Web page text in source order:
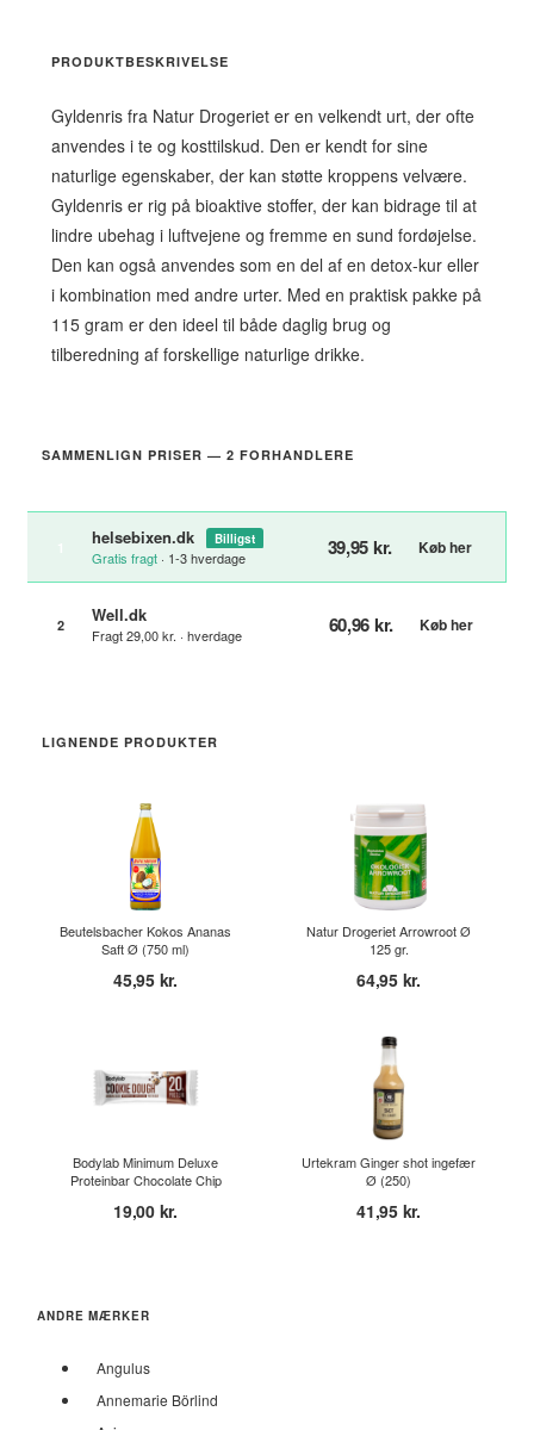
PRODUKTBESKRIVELSE
Gyldenris fra Natur Drogeriet er en velkendt urt, der ofte
anvendes i te og kosttilskud. Den er kendt for sine
naturlige egenskaber, der kan støtte kroppens velvære.
Gyldenris er rig på bioaktive stoffer, der kan bidrage til at
lindre ubehag i luftvejene og fremme en sund fordøjelse.
Den kan også anvendes som en del af en detox-kur eller
i kombination med andre urter. Med en praktisk pakke på
115 gram er den ideel til både daglig brug og
tilberedning af forskellige naturlige drikke.
SAMMENLIGN PRISER — 2 FORHANDLERE
helsebixen.dk Billigst
Gratis fragt · 1-3 hverdage 39,95 kr. Køb her
2 Well.dk
Fragt 29,00 kr. · hverdage 60,96 kr. Køb her
LIGNENDE PRODUKTER
Beutelsbacher Kokos Ananas
Saft Ø (750 ml)
45,95 kr.
Natur Drogeriet Arrowroot Ø
125 gr.
64,95 kr.
Bodylab Minimum Deluxe
Proteinbar Chocolate Chip
19,00 kr.
Urtekram Ginger shot ingefær
Ø (250)
41,95 kr.
ANDRE MÆRKER
Angulus
Annemarie Börlind